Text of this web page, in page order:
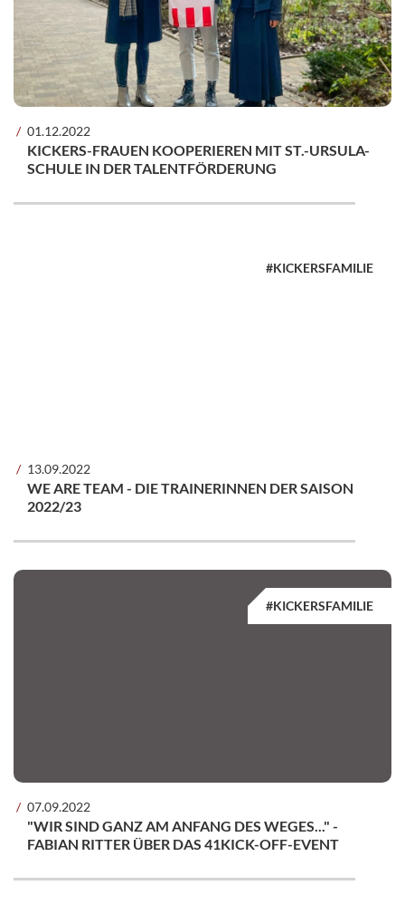
01.12.2022
KICKERS-FRAUEN KOOPERIEREN MIT ST.-URSULA-
SCHULE IN DER TALENTFÖRDERUNG
#KICKERSFAMILIE
13.09.2022
WE ARE TEAM - DIE TRAINERINNEN DER SAISON
2022/23
#KICKERSFAMILIE
07.09.2022
"WIR SIND GANZ AM ANFANG DES WEGES..." -
FABIAN RITTER ÜBER DAS 41KICK-OFF-EVENT